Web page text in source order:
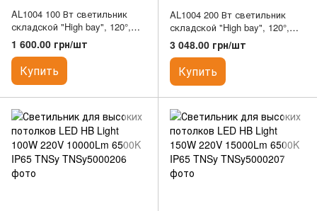
AL1004 100 Вт светильник
складской "High bay", 120°,
6500K, IP65
1 600.00 грн/шт
Купить
AL1004 200 Вт светильник
складской "High bay", 120°,
6500K, IP65
3 048.00 грн/шт
Купить